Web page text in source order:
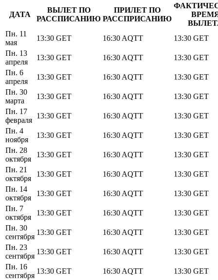
ДАТА
ВЫЛЕТ ПО
РАССПИСАНИЮ
ПРИЛЕТ ПО
РАССПРИСАНИЮ
Пн. 11
мая
13:30 GET 16:30 AQTT 13:30 GET
Пн. 13
апреля
13:30 GET 16:30 AQTT 13:30 GET
Пн. 6
апреля
13:30 GET 16:30 AQTT 13:30 GET
Пн. 30
марта
13:30 GET 16:30 AQTT 13:30 GET
Пн. 17
февраля
13:30 GET 16:30 AQTT 13:30 GET
Пн. 4
ноября
13:30 GET 16:30 AQTT 13:30 GET
Пн. 28
октября
13:30 GET 16:30 AQTT 13:30 GET
Пн. 21
октября
13:30 GET 16:30 AQTT 13:30 GET
Пн. 14
октября
13:30 GET 16:30 AQTT 13:30 GET
Пн. 7
октября
13:30 GET 16:30 AQTT 13:30 GET
Пн. 30
сентября
13:30 GET 16:30 AQTT 13:30 GET
Пн. 23
сентября
13:30 GET 16:30 AQTT 13:30 GET
Пн. 16
сентября
13:30 GET 16:30 AQTT 13:30 GET